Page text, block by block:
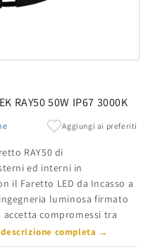
RAY50 50W IP67 3000K
Aggiungi ai preferiti
RAY50 di
ed interni in
il Faretto LED da Incasso a
luminosa firmato
compromessi tra
completa →